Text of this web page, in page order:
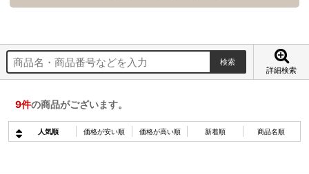
詳細検索
9件の商品がございます。
人気順 価格が安い順 価格が高い順 新着順 商品名順